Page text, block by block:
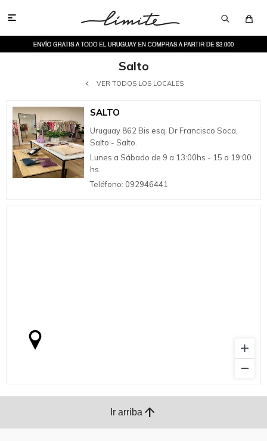

Salto
VER TODOS LOS LOCALES
SALTO
Uruguay 862 Bis esq. Dr Francisco Soca,
Salto - Salto.
Lunes a Sábado de 9 a 13:00hs - 15 a 19:00
hs.
Teléfono: 092946441
Ir arriba arrow_upward